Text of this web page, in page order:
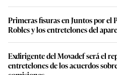
Primeras fisuras en Juntos por el
Robles y los entretelones del
Exdirigente del Movadef será el
entretelones de los acuerdos